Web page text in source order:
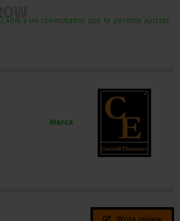
y un conmutador que te permite ajustar
Marca